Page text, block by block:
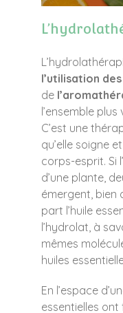
l’utilisation des
de
l’ensemble
C’est une
qu’elle soigne
corps-esprit. Si
d’une plante,
émergent, bien
part l’huile
l’hydrolat, à
mêmes
huiles
En l’espace
essentielles